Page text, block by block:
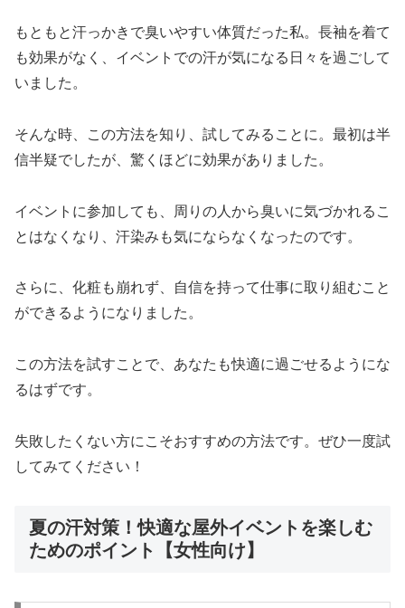
もともと汗っかきで臭いやすい体質だった私。長袖を着て
も効果がなく、イベントでの汗が気になる日々を過ごして
いました。
そんな時、この方法を知り、試してみることに。最初は半
信半疑でしたが、驚くほどに効果がありました。
イベントに参加しても、周りの人から臭いに気づかれるこ
とはなくなり、汗染みも気にならなくなったのです。
さらに、化粧も崩れず、自信を持って仕事に取り組むこと
ができるようになりました。
この方法を試すことで、あなたも快適に過ごせるようにな
るはずです。
失敗したくない方にこそおすすめの方法です。ぜひ一度試
してみてください！
夏の汗対策！快適な屋外イベントを楽しむ
ためのポイント【女性向け】